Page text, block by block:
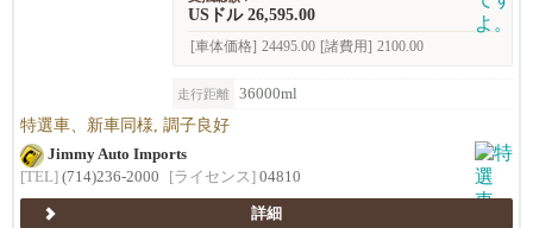
USドル 26,595.00
[車体価格] 24495.00 [諸費用] 2100.00
走行距離 36000ml
特選車、新車同様, 調子良好
Jimmy Auto Imports
[TEL] (714)236-2000 [ライセンス] 04810
詳細